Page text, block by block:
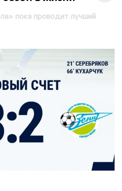
пока проводит лучший